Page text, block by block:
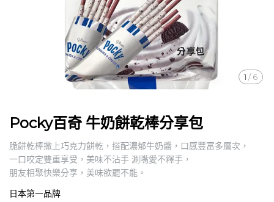
1 / 6
Pocky百奇 牛奶餅乾棒分享包
脆餅乾棒撒上巧克力餅乾，搭配濃郁牛奶醬，口感豐富多層次，
一口咬定雙重享受，美味不沾手 涮嘴愛不釋手，
朋友相聚快樂分享，美味欲罷不能。
日本第一品牌